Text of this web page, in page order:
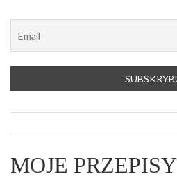
MOJE PRZEPISY